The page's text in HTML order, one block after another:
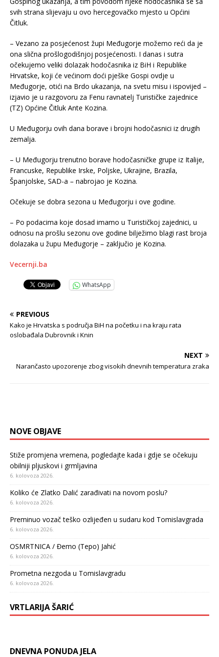
svih strana slijevaju u ovo hercegovačko mjesto u Općini
Čitluk.
– Vezano za posjećenost župi Međugorje možemo reći da je
ona slična prošlogodišnjoj posjećenosti. I danas i sutra
očekujemo veliki dolazak hodočasnika iz BiH i Republike
Hrvatske, koji će većinom doći pješke Gospi ovdje u
Međugorje, otići na Brdo ukazanja, na svetu misu i ispovijed –
izjavio je u razgovoru za Fenu ravnatelj Turističke zajednice
(TZ) Općine Čitluk Ante Kozina.
U Međugorju ovih dana borave i brojni hodočasnici iz drugih
zemalja.
– U Međugorju trenutno borave hodočasničke grupe iz Italije,
Francuske, Republike Irske, Poljske, Ukrajine, Brazila,
Španjolske, SAD-a – nabrojao je Kozina.
Očekuje se dobra sezona u Međugorju i ove godine.
– Po podacima koje dosad imamo u Turističkoj zajednici, u
odnosu na prošlu sezonu ove godine bilježimo blagi rast broja
dolazaka u župu Međugorje – zaključio je Kozina.
Vecernji.ba
WhatsApp
PREVIOUS
Kako je Hrvatska s područja BiH na početku i na kraju rata
oslobađala Dubrovnik i Knin
NEXT
Narančasto upozorenje zbog visokih dnevnih temperatura zraka
NOVE OBJAVE
Stiže promjena vremena, pogledajte kada i gdje se očekuju
obilniji pljuskovi i grmljavina
6. kolovoza 2026.
Koliko će Zlatko Dalić zarađivati na novom poslu?
6. kolovoza 2026.
Preminuo vozač teško ozlijeđen u sudaru kod Tomislavgrada
6. kolovoza 2026.
OSMRTNICA / Đemo (Tepo) Jahić
6. kolovoza 2026.
Prometna nezgoda u Tomislavgradu
6. kolovoza 2026.
VRTLARIJA ŠARIĆ
DNEVNA PONUDA JELA